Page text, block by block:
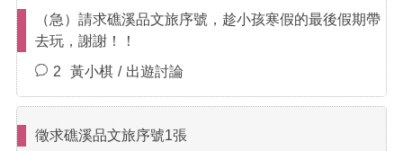
（急）請求礁溪品文旅序號，趁小孩寒假的最後假期帶
去玩，謝謝！！
2
黃小棋 出遊討論
徵求礁溪品文旅序號1張